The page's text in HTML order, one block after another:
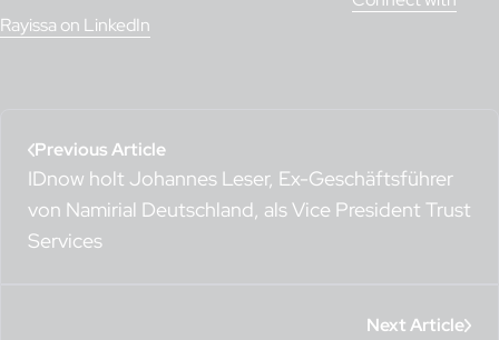
Rayissa on LinkedIn
Previous Article
IDnow holt Johannes Leser, Ex-Geschäftsführer
von Namirial Deutschland, als Vice President Trust
Services
Next Article